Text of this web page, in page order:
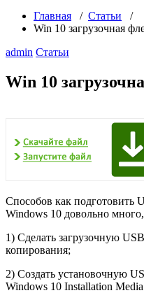
Главная / Статьи /
Win 10 загрузочная
admin Статьи
Win 10
Способов как подготовить
Windows 10 довольно
1) Сделать загрузочную
копирования;
2) Создать установочную
Windows 10 Installation